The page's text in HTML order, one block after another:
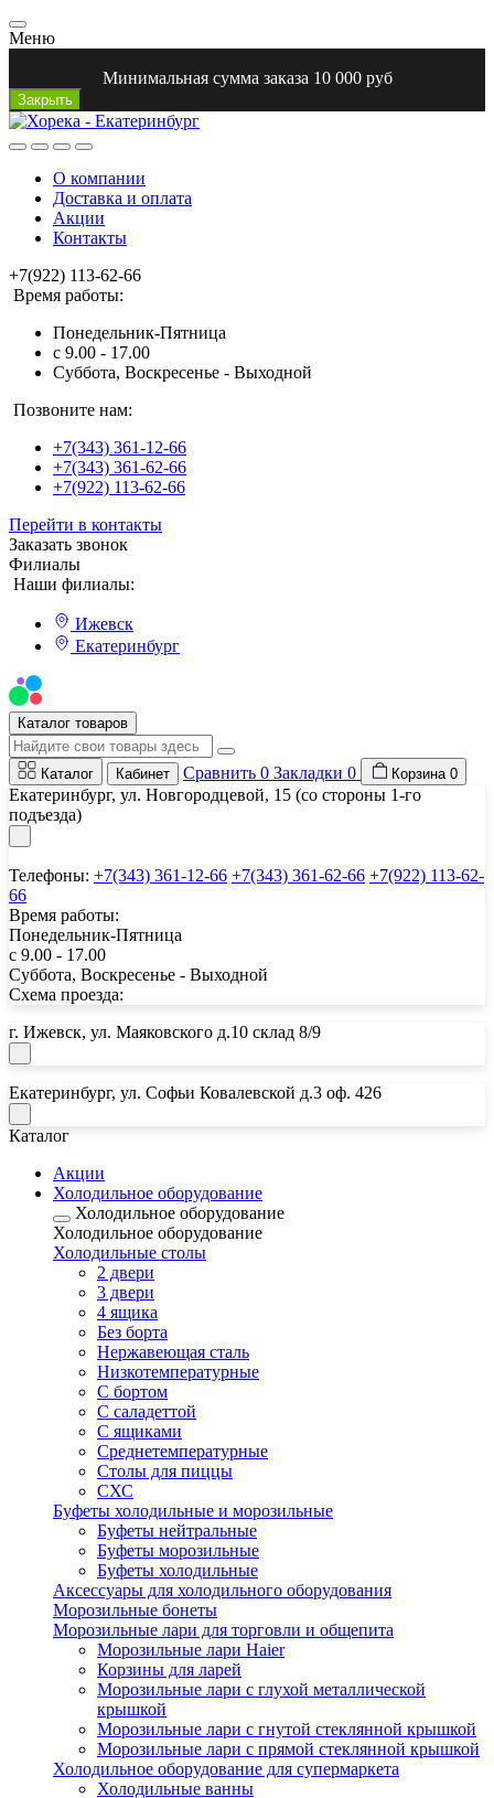
Меню
Минимальная сумма заказа 10 000 руб
Закрыть
О компании
Доставка и оплата
Акции
Контакты
+7(922) 113-62-66
Время работы:
Понедельник-Пятница
с 9.00 - 17.00
Суббота, Воскресенье - Выходной
Позвоните нам:
+7(343) 361-12-66
+7(343) 361-62-66
+7(922) 113-62-66
Перейти в контакты
Заказать звонок
Филиалы
Наши филиалы:
Ижевск
Екатеринбург
Каталог товаров
Каталог Кабинет Сравнить 0 Закладки 0 Корзина 0
Екатеринбург, ул. Новгородцевой, 15 (со стороны 1-го
подъезда)
Телефоны: +7(343) 361-12-66 +7(343) 361-62-66 +7(922) 113-62-
66
Время работы:
Понедельник-Пятница
с 9.00 - 17.00
Суббота, Воскресенье - Выходной
Схема проезда:
г. Ижевск, ул. Маяковского д.10 склад 8/9
Почта:
horeca18@mail.ru
Екатеринбург, ул. Софьи Ковалевской д.3 оф. 426
horeca.e@mail.ru
Каталог
Акции
Холодильное оборудование
Холодильное оборудование
Холодильное оборудование
Холодильные столы
2 двери
3 двери
4 ящика
Без борта
Нержавеющая сталь
Низкотемпературные
С бортом
С саладеттой
С ящиками
Среднетемпературные
Столы для пиццы
СХС
Буфеты холодильные и морозильные
Буфеты нейтральные
Буфеты морозильные
Буфеты холодильные
Аксессуары для холодильного оборудования
Морозильные бонеты
Морозильные лари для торговли и общепита
Морозильные лари Haier
Корзины для ларей
Морозильные лари с глухой металлической
крышкой
Морозильные лари с гнутой стеклянной крышкой
Морозильные лари с прямой стеклянной крышкой
Холодильное оборудование для супермаркета
Холодильные ванны